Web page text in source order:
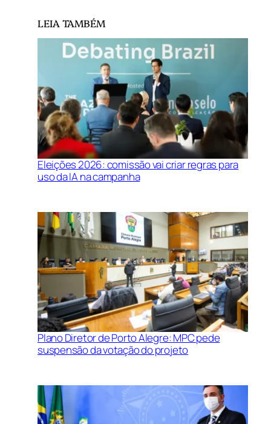
LEIA TAMBÉM
Eleições 2026: comissão vai criar regras para
uso da IA na campanha
Plano Diretor de Porto Alegre: MPC pede
suspensão da votação do projeto